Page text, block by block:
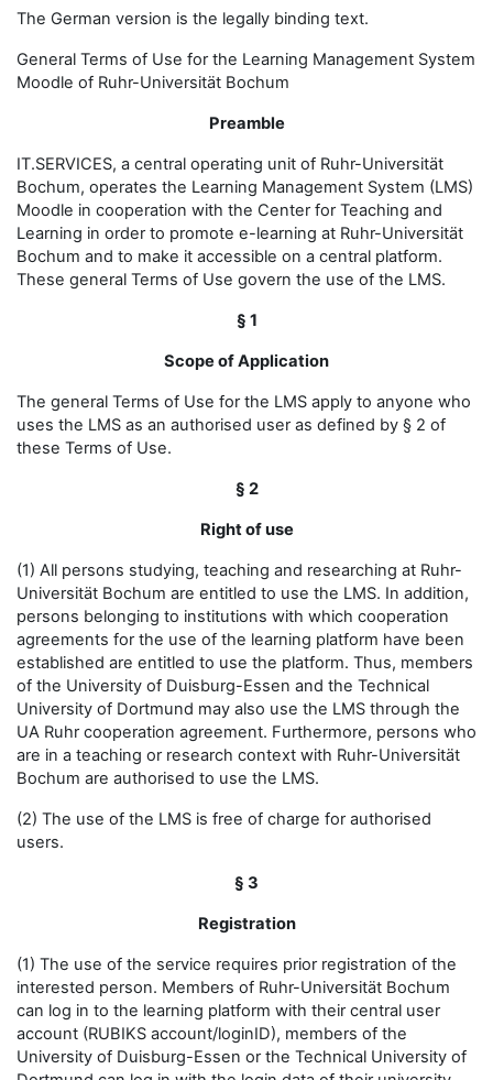
The German version is the legally binding text.
General Terms of Use for the Learning Management System
Moodle of Ruhr-Universität Bochum
Preamble
IT.SERVICES, a central operating unit of Ruhr-Universität
Bochum, operates the Learning Management System (LMS)
Moodle in cooperation with the Center for Teaching and
Learning in order to promote e-learning at Ruhr-Universität
Bochum and to make it accessible on a central platform.
These general Terms of Use govern the use of the LMS.
§ 1
Scope of Application
The general Terms of Use for the LMS apply to anyone who
uses the LMS as an authorised user as defined by § 2 of
these Terms of Use.
§ 2
Right of use
(1) All persons studying, teaching and researching at Ruhr-
Universität Bochum are entitled to use the LMS. In addition,
persons belonging to institutions with which cooperation
agreements for the use of the learning platform have been
established are entitled to use the platform. Thus, members
of the University of Duisburg-Essen and the Technical
University of Dortmund may also use the LMS through the
UA Ruhr cooperation agreement. Furthermore, persons who
are in a teaching or research context with Ruhr-Universität
Bochum are authorised to use the LMS.
(2) The use of the LMS is free of charge for authorised
users.
§ 3
Registration
(1) The use of the service requires prior registration of the
interested person. Members of Ruhr-Universität Bochum
can log in to the learning platform with their central user
account (RUBIKS account/loginID), members of the
University of Duisburg-Essen or the Technical University of